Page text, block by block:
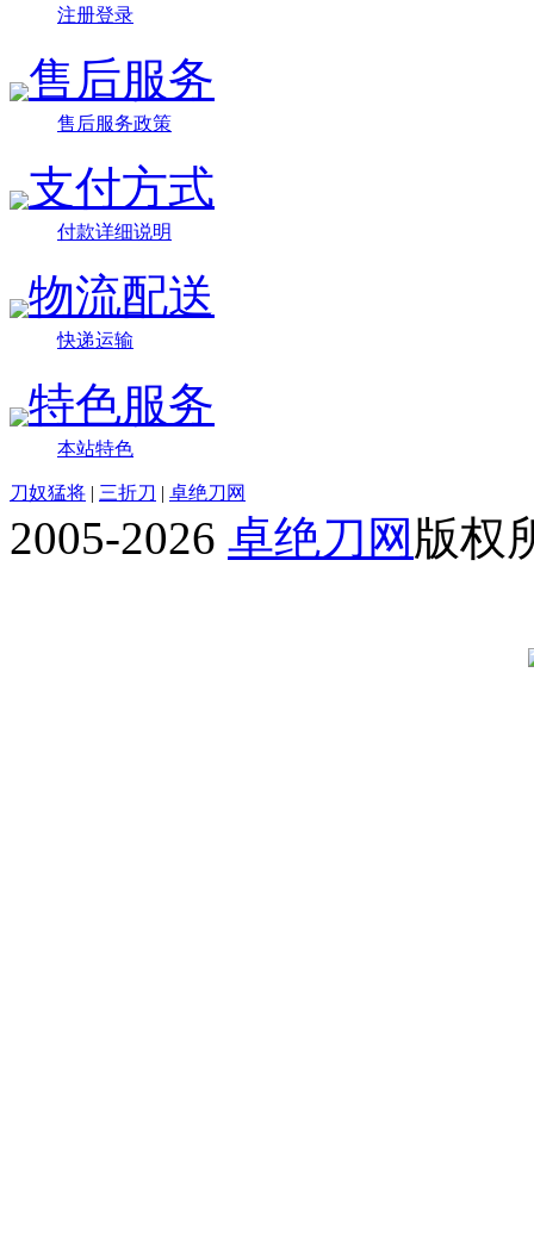
注册登录
售后服务
售后服务政策
支付方式
付款详细说明
物流配送
快递运输
特色服务
本站特色
刀奴猛将 | 三折刀 | 卓绝刀网
2005-2026 卓绝刀网 版权